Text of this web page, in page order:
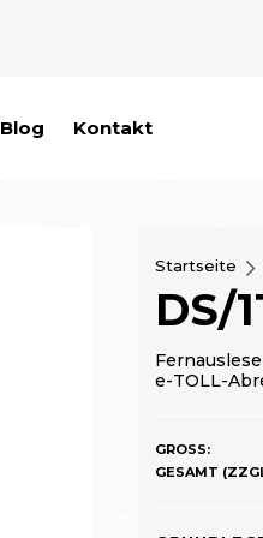
Blog Kontakt
Startseite
DS/
e-TOLL-
GROSS:
GESAMT